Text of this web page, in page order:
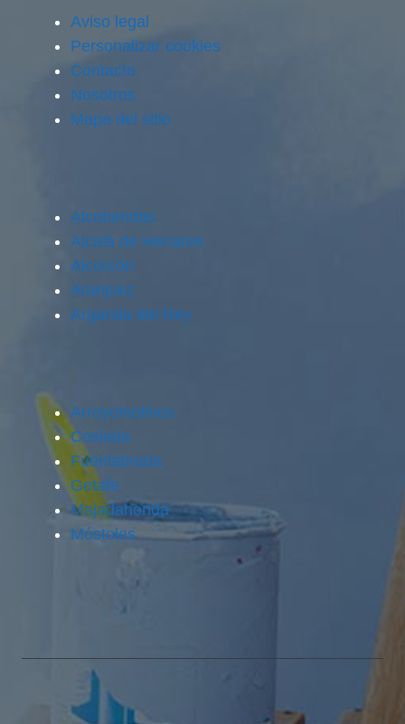
Aviso legal
Personalizar cookies
Contacto
Nosotros
Mapa del sitio
Alcobendas
Alcalá de Henares
Alcorcón
Aranjuez
Arganda del Rey
Arroyomolinos
Coslada
Fuenlabrada
Getafe
Majadahonda
Móstoles